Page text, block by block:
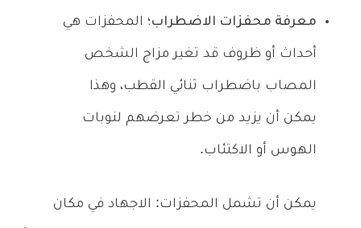
معرفة محفزات الاضطراب؛ المحفزات هي
أحداث أو ظروف قد تغير مزاج الشخص
المصاب باضطراب ثنائي القطب، وهذا
يمكن أن يزيد من خطر تعرضهم لنوبات
الهوس أو الاكتئاب.
يمكن أن تشمل المحفزات: الاجهاد في مكان